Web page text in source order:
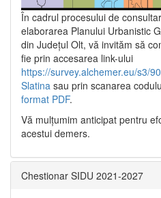
În cadrul procesului de
elaborarea Planului Urbanistic
din Județul Olt, vă invităm să
fie prin accesarea link-ului
https://survey.alchemer.eu/s3/
Slatina sau prin scanarea
format PDF.
Vă mulţumim anticipat pentru
acestui demers.
Chestionar SIDU 2021-2027